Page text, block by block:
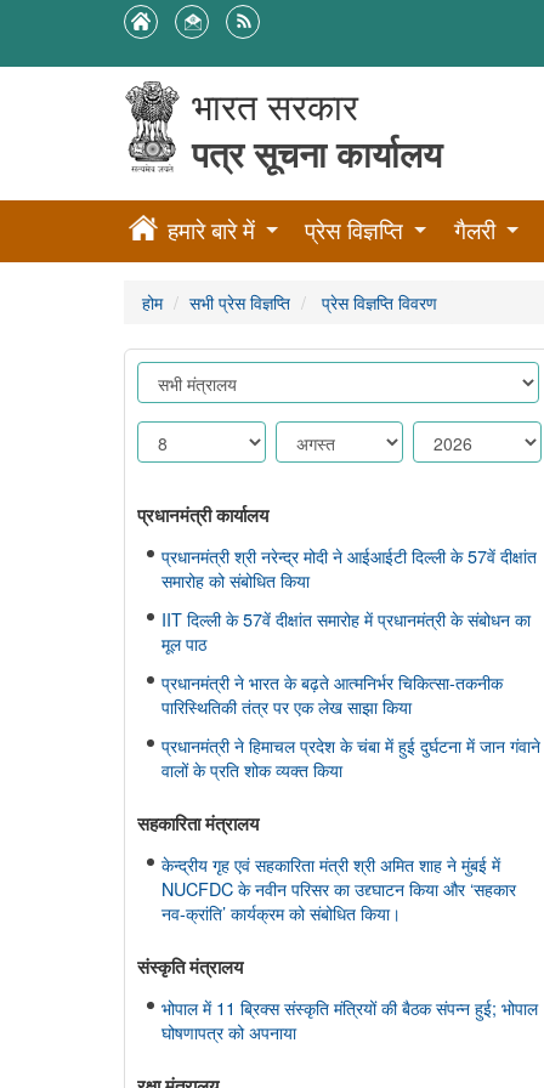
भारत सरकार
पत्र सूचना कार्यालय
हमारे बारे में प्रेस विज्ञप्ति गैलरी
होम सभी प्रेस विज्ञप्ति प्रेस विज्ञप्ति विवरण
प्रधानमंत्री कार्यालय
प्रधानमंत्री श्री नरेन्द्र मोदी ने आईआईटी दिल्ली के 57वें दीक्षांत
समारोह को संबोधित किया
IIT दिल्ली के 57वें दीक्षांत समारोह में प्रधानमंत्री के संबोधन का
मूल पाठ
प्रधानमंत्री ने भारत के बढ़ते आत्मनिर्भर चिकित्सा-तकनीक
पारिस्थितिकी तंत्र पर एक लेख साझा किया
प्रधानमंत्री ने हिमाचल प्रदेश के चंबा में हुई दुर्घटना में जान गंवाने
वालों के प्रति शोक व्यक्त किया
सहकारिता मंत्रालय
केन्द्रीय गृह एवं सहकारिता मंत्री श्री अमित शाह ने मुंबई में
NUCFDC के नवीन परिसर का उद्द्घाटन किया और ‘सहकार
नव-क्रांति’ कार्यक्रम को संबोधित किया।
संस्‍कृति मंत्रालय
भोपाल में 11 ब्रिक्स संस्कृति मंत्रियों की बैठक संपन्न हुई; भोपाल
घोषणापत्र को अपनाया